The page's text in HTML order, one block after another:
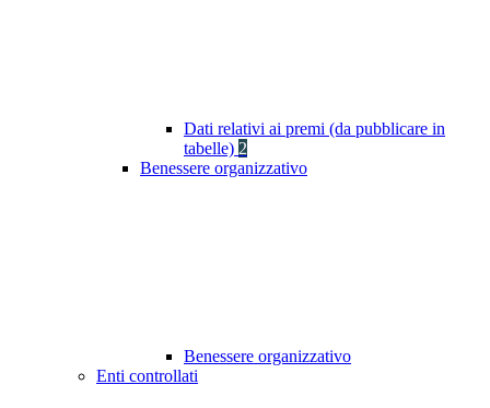
Dati relativi ai premi (da pubblicare in
tabelle) 2
Benessere organizzativo
Benessere organizzativo
Enti controllati